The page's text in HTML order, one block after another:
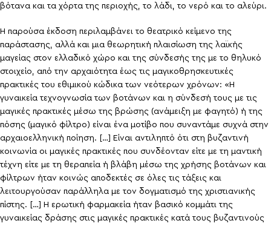
βότανα και τα χόρτα της περιοχής, το λάδι, το νερό και το αλεύρι.
Η παρούσα έκδοση περιλαμβάνει το θεατρικό κείμενο της
παράστασης, αλλά και μια θεωρητική πλαισίωση της λαϊκής
μαγείας στον ελλαδικό χώρο και της σύνδεσής της με το θηλυκό
στοιχείο, από την αρχαιότητα έως τις μαγικοθρησκευτικές
πρακτικές του εθιμικού κώδικα των νεότερων χρόνων: «Η
γυναικεία τεχνογνωσία των βοτάνων και η σύνδεσή τους με τις
μαγικές πρακτικές μέσω της βρώσης (ανάμειξη με φαγητό) ή της
πόσης (μαγικό φίλτρο) είναι ένα μοτίβο που συναντάμε συχνά στην
αρχαιοελληνική ποίηση. […] Είναι αντιληπτό ότι στη βυζαντινή
κοινωνία οι μαγικές πρακτικές που συνδέονταν είτε με τη μαντική
τέχνη είτε με τη θεραπεία ή βλάβη μέσω της χρήσης βοτάνων και
φίλτρων ήταν κοινώς αποδεκτές σε όλες τις τάξεις και
λειτουργούσαν παράλληλα με τον δογματισμό της χριστιανικής
πίστης. […] Η ερωτική φαρμακεία ήταν βασικό κομμάτι της
γυναικείας δράσης στις μαγικές πρακτικές κατά τους βυζαντινούς